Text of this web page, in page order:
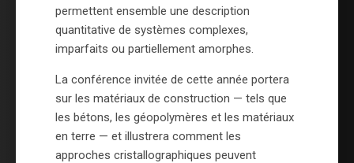
permettent ensemble une description
quantitative de systèmes complexes,
imparfaits ou partiellement amorphes.
La conférence invitée de cette année portera
sur les matériaux de construction — tels que
les bétons, les géopolymères et les matériaux
en terre — et illustrera comment les
approches cristallographiques peuvent